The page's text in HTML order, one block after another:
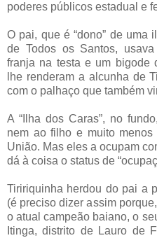
poderes públicos estadual e
O pai, que é “dono” de uma
de Todos os Santos,
franja na testa e um bigode
lhe renderam a alcunha de
com o palhaço que também
A “Ilha dos Caras”, no
nem ao filho e muito
União. Mas eles a ocupam
dá à coisa o status de
Tiririquinha herdou do pai a
(é preciso dizer assim
o atual campeão baiano, o
Itinga, distrito de Lauro de